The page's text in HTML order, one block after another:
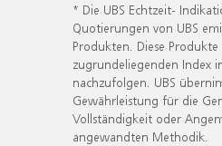
* Die UBS Echtzeit-
Quotierungen von UBS
Produkten. Diese
zugrundeliegenden Index
nachzufolgen. UBS
Gewährleistung für die
Vollständigkeit oder
angewandten Methodik.